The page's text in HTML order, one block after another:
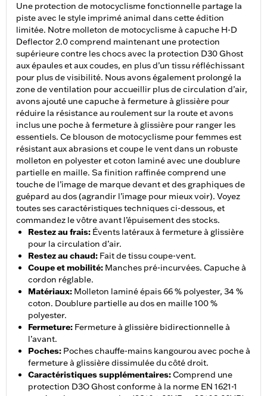
Une protection de motocyclisme fonctionnelle partage la
piste avec le style imprimé animal dans cette édition
limitée. Notre molleton de motocyclisme à capuche H-D
Deflector 2.0 comprend maintenant une protection
supérieure contre les chocs avec la protection D30 Ghost
aux épaules et aux coudes, en plus d’un tissu réfléchissant
pour plus de visibilité. Nous avons également prolongé la
zone de ventilation pour accueillir plus de circulation d’air,
avons ajouté une capuche à fermeture à glissière pour
réduire la résistance au roulement sur la route et avons
inclus une poche à fermeture à glissière pour ranger les
essentiels. Ce blouson de motocyclisme pour femmes est
résistant aux abrasions et coupe le vent dans un robuste
molleton en polyester et coton laminé avec une doublure
partielle en maille. Sa finition raffinée comprend une
touche de l’image de marque devant et des graphiques de
guépard au dos (agrandir l’image pour mieux voir). Voyez
toutes ses caractéristiques techniques ci-dessous, et
commandez le vôtre avant l’épuisement des stocks.
Restez au frais: Évents latéraux à fermeture à glissière
pour la circulation d’air.
Restez au chaud: Fait de tissu coupe-vent.
Coupe et mobilité: Manches pré-incurvées. Capuche à
cordon réglable.
Matériaux: Molleton laminé épais 66 % polyester, 34 %
coton. Doublure partielle au dos en maille 100 %
polyester.
Fermeture: Fermeture à glissière bidirectionnelle à
l’avant.
Poches: Poches chauffe-mains kangourou avec poche à
fermeture à glissière dissimulée du côté droit.
Caractéristiques supplémentaires:Comprend une
protection D3O Ghost conforme à la norme EN 1621-1